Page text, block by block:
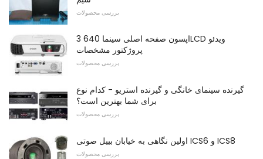
بررسی محصولات
اپسون صفحه اصلی سینما 640 3LCD ویدئو
پروژکتور مشخصات
بررسی محصولات
گیرنده سینمای خانگی و گیرنده استریو - کدام نوع
برای شما بهترین است؟
بررسی محصولات
اولین نگاهی به خیابان بییل صوتی ICS6 و ICS8
بررسی محصولات